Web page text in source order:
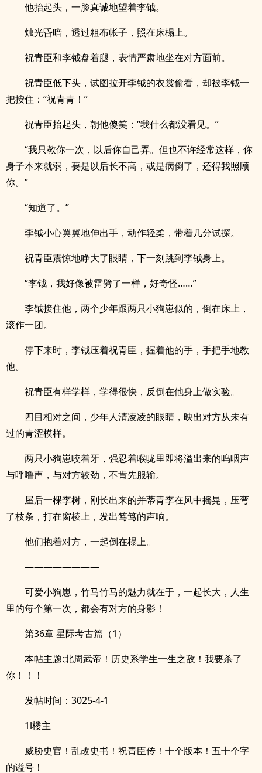
他抬起头，一脸真诚地望着李钺。
烛光昏暗，透过粗布帐子，照在床榻上。
祝青臣和李钺盘着腿，表情严肃地坐在对方面前。
祝青臣低下头，试图拉开李钺的衣裳偷看，却被李钺一
把按住：“祝青青！”
祝青臣抬起头，朝他傻笑：“我什么都没看见。”
“我只教你一次，以后你自己弄。但也不许经常这样，你
身子本来就弱，要是以后长不高，或是病倒了，还得我照顾
你。”
“知道了。”
李钺小心翼翼地伸出手，动作轻柔，带着几分试探。
祝青臣震惊地睁大了眼睛，下一刻跳到李钺身上。
“李钺，我好像被雷劈了一样，好奇怪……”
李钺接住他，两个少年跟两只小狗崽似的，倒在床上，
滚作一团。
停下来时，李钺压着祝青臣，握着他的手，手把手地教
他。
祝青臣有样学样，学得很快，反倒在他身上做实验。
四目相对之间，少年人清凌凌的眼睛，映出对方从未有
过的青涩模样。
两只小狗崽咬着牙，强忍着喉咙里即将溢出来的呜咽声
与呼噜声，与对方较劲，不肯先服输。
屋后一棵李树，刚长出来的并蒂青李在风中摇晃，压弯
了枝条，打在窗棱上，发出笃笃的声响。
他们抱着对方，一起倒在榻上。
————————
可爱小狗崽，竹马竹马的魅力就在于，一起长大，人生
里的每个第一次，都会有对方的身影！
第36章 星际考古篇（1）
本帖主题:北周武帝！历史系学生一生之敌！我要杀了
你！！！
发帖时间：3025-4-1
1l楼主
威胁史官！乱改史书！祝青臣传！十个版本！五十个字
的谥号！